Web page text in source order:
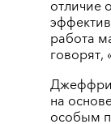
отличие
работа
говорят,
Джеффри
на
особым